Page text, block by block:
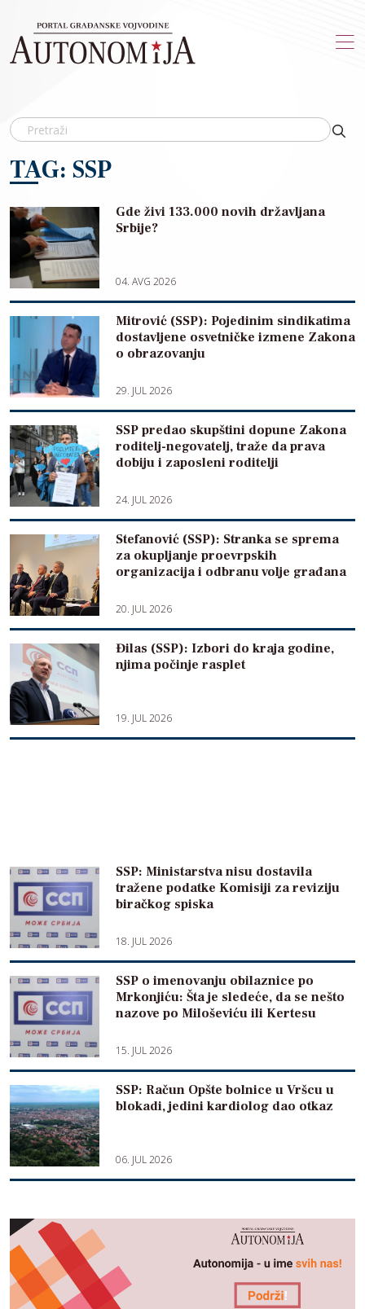
TAG: SSP
Gde živi 133.000 novih državljana
Srbije?
04. AVG 2026
Mitrović (SSP): Pojedinim sindikatima
dostavljene osvetničke izmene Zakona
o obrazovanju
29. JUL 2026
SSP predao skupštini dopune Zakona
roditelj-negovatelj, traže da prava
dobiju i zaposleni roditelji
24. JUL 2026
Stefanović (SSP): Stranka se sprema
za okupljanje proevrpskih
organizacija i odbranu volje građana
20. JUL 2026
Đilas (SSP): Izbori do kraja godine,
njima počinje rasplet
19. JUL 2026
SSP: Ministarstva nisu dostavila
tražene podatke Komisiji za reviziju
biračkog spiska
18. JUL 2026
SSP o imenovanju obilaznice po
Mrkonjiću: Šta je sledeće, da se nešto
nazove po Miloševiću ili Kertesu
15. JUL 2026
SSP: Račun Opšte bolnice u Vršcu u
blokadi, jedini kardiolog dao otkaz
06. JUL 2026